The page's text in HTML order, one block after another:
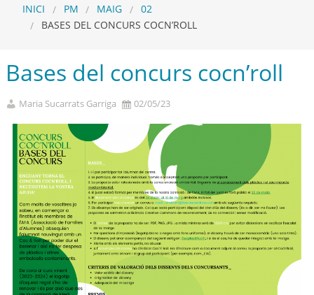
INICI PM MAIG
02
BASES DEL CONCURS COCN’ROLL
Bases del concurs cocn’roll
Maria Sucarrats Garriga 02/05/23